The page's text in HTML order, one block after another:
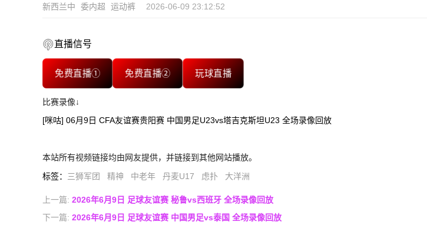
新西兰中 委内超 运动裤 2026-06-09 23:12:52
直播信号
免费直播① 免费直播② 玩球直播
比赛录像↓
[咪咕] 06月9日 CFA友谊赛贵阳赛 中国男足U23vs塔吉克斯坦U23 全场录像回放
本站所有视频链接均由网友提供，并链接到其他网站播放。
标签： 三狮军团 精神 中老年 丹麦U17 虑扑 大洋洲
上一篇: 2026年6月9日 足球友谊赛 秘鲁vs西班牙 全场录像回放
下一篇: 2026年6月9日 足球友谊赛 中国男足vs泰国 全场录像回放